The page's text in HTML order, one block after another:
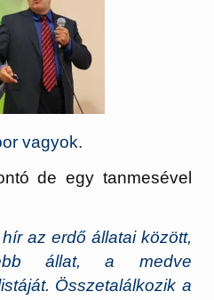
vagyok.
de egy tanmesével
az erdő állatai között,
állat, a medve
Összetalálkozik a